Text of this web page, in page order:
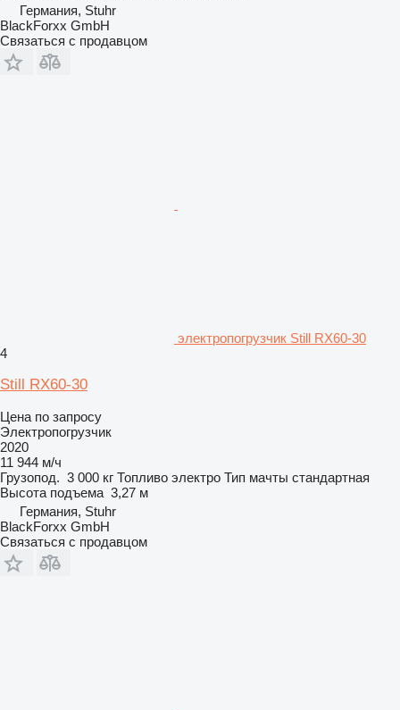
Германия, Stuhr
BlackForxx GmbH
Связаться с продавцом
электропогрузчик Still RX60-30
4
Still RX60-30
Цена по запросу
Электропогрузчик
2020
11 944 м/ч
Грузопод. 3 000 кг Топливо электро Тип мачты стандартная
Высота подъема 3,27 м
Германия, Stuhr
BlackForxx GmbH
Связаться с продавцом